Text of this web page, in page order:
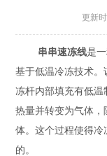
更新
串串速冻线是
基于低温冷冻技术
冻杆内部填充有低
热量并转变为气体
体。这个过程使得冷
的。